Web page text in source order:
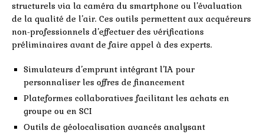
structurels via la caméra du smartphone ou l’évaluation
de la qualité de l’air. Ces outils permettent aux acquéreurs
non-professionnels d’effectuer des vérifications
préliminaires avant de faire appel à des experts.
Simulateurs d’emprunt intégrant l’IA pour
personnaliser les offres de financement
Plateformes collaboratives facilitant les achats en
groupe ou en SCI
Outils de géolocalisation avancés analysant